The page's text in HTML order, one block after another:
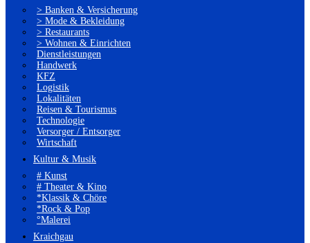
> Banken & Versicherung
> Mode & Bekleidung
> Restaurants
> Wohnen & Einrichten
Dienstleistungen
Handwerk
KFZ
Logistik
Lokalitäten
Reisen & Tourismus
Technologie
Versorger / Entsorger
Wirtschaft
Kultur & Musik
# Kunst
# Theater & Kino
*Klassik & Chöre
*Rock & Pop
°Malerei
Kraichgau